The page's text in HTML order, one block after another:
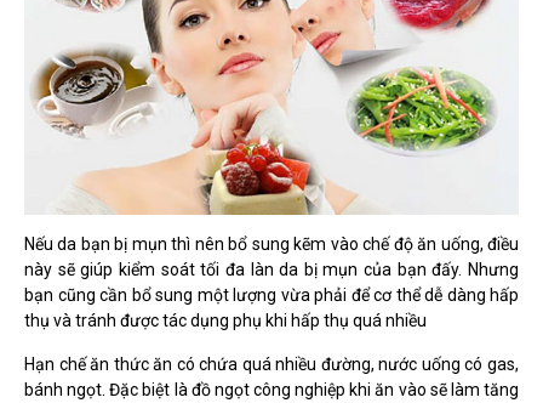
Nếu da bạn bị mụn thì nên bổ sung kẽm vào chế độ ăn uống, điều
này sẽ giúp kiểm soát tối đa làn da bị mụn của bạn đấy. Nhưng
bạn cũng cần bổ sung một lượng vừa phải để cơ thể dễ dàng hấp
thụ và tránh được tác dụng phụ khi hấp thụ quá nhiều
Hạn chế ăn thức ăn có chứa quá nhiều đường, nước uống có gas,
bánh ngọt. Đặc biệt là đồ ngọt công nghiệp khi ăn vào sẽ làm tăng